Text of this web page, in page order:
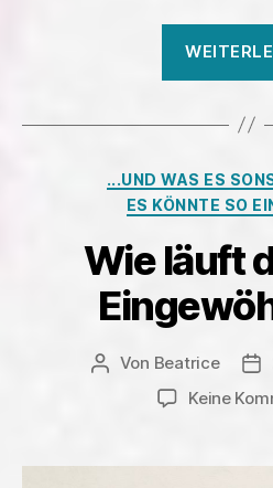
...UND WAS ES
ES KÖNNTE SO
Wie läuft
Beitragsautor
Von Beatrice
Keine